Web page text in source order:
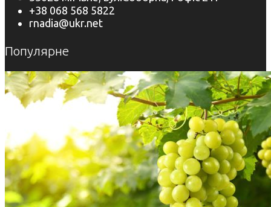
+38 068 568 5822
rnadia@ukr.net
Популярне